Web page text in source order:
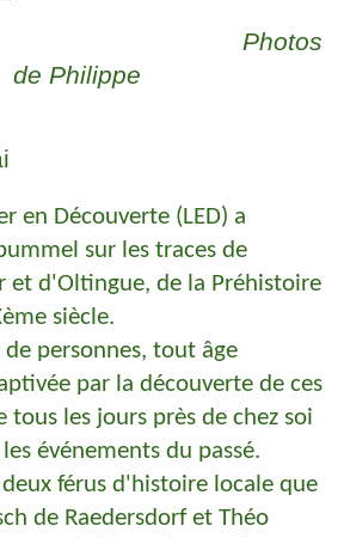
Photos
de Philippe
en Découverte (LED) a
sur les traces de
et d'Oltingue, de la Préhistoire
siècle.
personnes, tout âge
par la découverte de ces
tous les jours près de chez soi
événements du passé.
férus d'histoire locale que
de Raedersdorf et Théo